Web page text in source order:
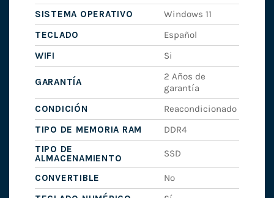
SISTEMA OPERATIVO
Windows 11
TECLADO
Español
WIFI
Si
GARANTÍA
2 Años de
garantía
CONDICIÓN
Reacondicionado
TIPO DE MEMORIA RAM
DDR4
TIPO DE
ALMACENAMIENTO
SSD
CONVERTIBLE
No